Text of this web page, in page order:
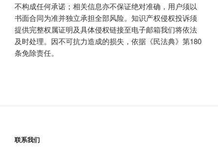
不构成任何承诺；相关信息亦不保证绝对准确，用户须以
书面合同为准并独立承担全部风险。知识产权侵权投诉须
提供完整权属证明及具体侵权链接至电子邮箱我们将依法
及时处理。因不可抗力造成的损失，依据《民法典》第180
条免除责任。
联系我们